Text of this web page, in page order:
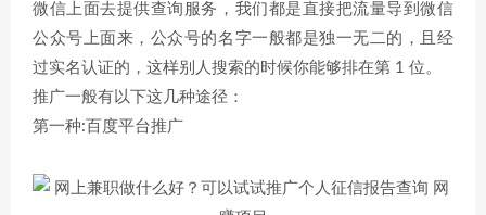
微信上面去提供查询服务，我们都是直接把流量导到微信
公众号上面来，公众号的名字一般都是独一无二的，且经
过实名认证的，这样别人搜索的时候你能够排在第 1 位。
推广一般有以下这几种途径：
第一种:百度平台推广